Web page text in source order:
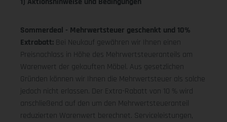
Sommerdeal - Mehrwertsteuer geschenkt und 10%
Extrabatt: Bei Neukauf gewähren wir Ihnen einen
Preisnachlass in Höhe des Mehrwertsteueranteils am
Warenwert der gekauften Möbel. Aus gesetzlichen
Gründen können wir Ihnen die Mehrwertsteuer als solche
jedoch nicht erlassen. Der Extra-Rabatt von 10 % wird
anschließend auf den um den Mehrwertsteueranteil
reduzierten Warenwert berechnet. Serviceleistungen,